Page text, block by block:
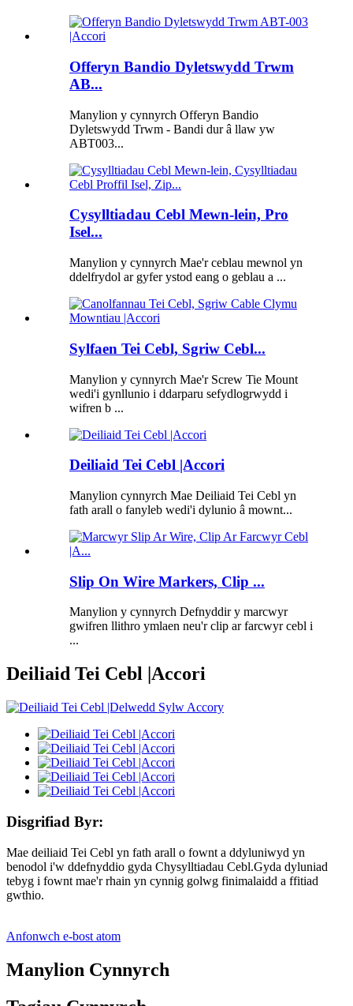
Offeryn Bandio Dyletswydd Trwm
AB...
Manylion y cynnyrch Offeryn Bandio
Dyletswydd Trwm - Bandi dur â llaw yw
ABT003...
Cysylltiadau Cebl Mewn-lein, Pro
Isel...
Manylion y cynnyrch Mae'r ceblau mewnol yn
ddelfrydol ar gyfer ystod eang o geblau a ...
Sylfaen Tei Cebl, Sgriw Cebl...
Manylion y cynnyrch Mae'r Screw Tie Mount
wedi'i gynllunio i ddarparu sefydlogrwydd i
wifren b ...
Deiliaid Tei Cebl |Accori
Manylion cynnyrch Mae Deiliaid Tei Cebl yn
fath arall o fanyleb wedi'i dylunio â mownt...
Slip On Wire Markers, Clip ...
Manylion y cynnyrch Defnyddir y marcwyr
gwifren llithro ymlaen neu'r clip ar farcwyr cebl i
...
Deiliaid Tei Cebl |Accori
Disgrifiad Byr:
Mae deiliaid Tei Cebl yn fath arall o fownt a ddyluniwyd yn
benodol i'w ddefnyddio gyda Chysylltiadau Cebl.Gyda dyluniad
tebyg i fownt mae'r rhain yn cynnig golwg finimalaidd a ffitiad
gwthio.
Anfonwch e-bost atom
Manylion Cynnyrch